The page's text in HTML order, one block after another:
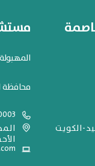
الكويت
المهبولة, شارع
محافظة